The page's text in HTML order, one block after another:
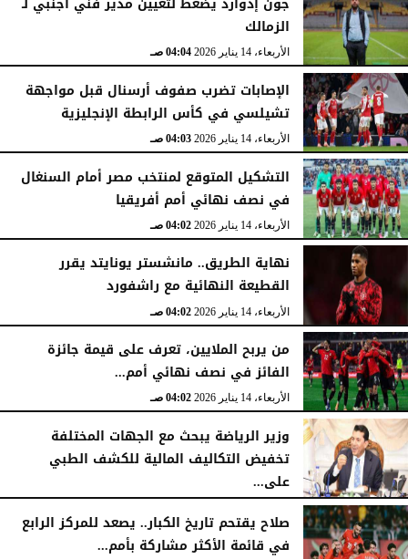
الثلاثاء، 31 مارس 2026 04:47 صـ
الزمالك
الأربعاء، 14 يناير 2026 04:04 صـ
الإصابات تضرب صفوف أرسنال قبل مواجهة
تشيلسي في كأس الرابطة الإنجليزية
الأربعاء، 14 يناير 2026 04:03 صـ
التشكيل المتوقع لمنتخب مصر أمام السنغال
في نصف نهائي أمم أفريقيا
الأربعاء، 14 يناير 2026 04:02 صـ
نهاية الطريق.. مانشستر يونايتد يقرر
القطيعة النهائية مع راشفورد
الأربعاء، 14 يناير 2026 04:02 صـ
من يربح الملايين، تعرف على قيمة جائزة
الفائز في نصف نهائي أمم...
الأربعاء، 14 يناير 2026 04:02 صـ
وزير الرياضة يبحث مع الجهات المختلفة
تخفيض التكاليف المالية للكشف الطبي
على...
الأربعاء، 14 يناير 2026 03:56 صـ
صلاح يقتحم تاريخ الكبار.. يصعد للمركز الرابع
في قائمة الأكثر مشاركة بأمم...